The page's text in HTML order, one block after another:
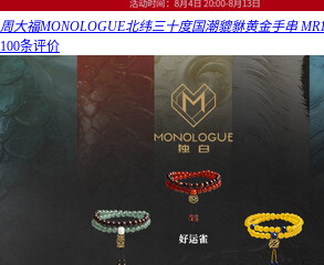
周大福MONOLOGUE北纬三十度国潮貔貅黄金手串
100条评价